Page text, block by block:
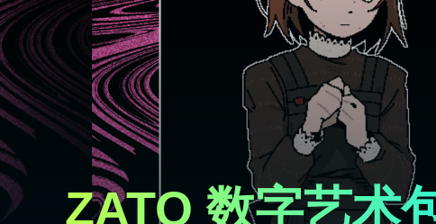
ZATO 数字艺术